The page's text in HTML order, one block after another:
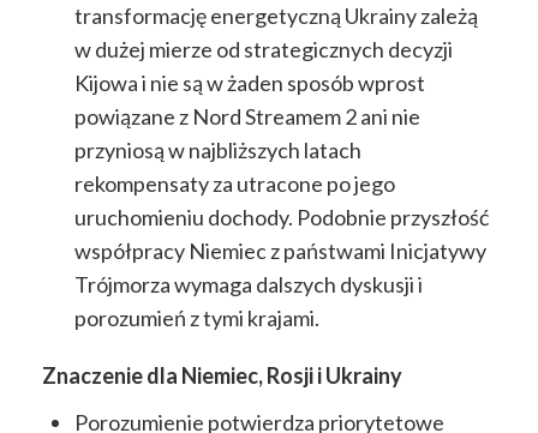
transformację energetyczną Ukrainy zależą
w dużej mierze od strategicznych decyzji
Kijowa i nie są w żaden sposób wprost
powiązane z Nord Streamem 2 ani nie
przyniosą w najbliższych latach
rekompensaty za utracone po jego
uruchomieniu dochody. Podobnie przyszłość
współpracy Niemiec z państwami Inicjatywy
Trójmorza wymaga dalszych dyskusji i
porozumień z tymi krajami.
Znaczenie dla Niemiec, Rosji i Ukrainy
Porozumienie potwierdza priorytetowe